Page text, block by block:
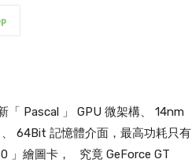
「 Pascal 」 GPU 微架構、 14nm
64Bit 記憶體介面，最高功耗只有
」繪圖卡， 究竟 GeForce GT